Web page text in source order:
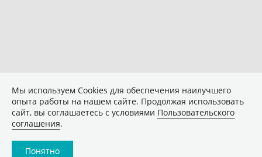
Мы используем Сookies для обеспечения наилучшего
опыта работы на нашем сайте. Продолжая использовать
сайт, вы соглашаетесь с условиями Пользовательского
соглашения.
Понятно